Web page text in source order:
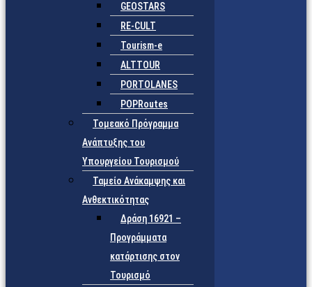
GEOSTARS
RE-CULT
Tourism-e
ALTTOUR
PORTOLANES
POPRoutes
Τομεακό Πρόγραμμα
Ανάπτυξης του
Υπουργείου Τουρισμού
Ταμείο Ανάκαμψης και
Ανθεκτικότητας
Δράση 16921 –
Προγράμματα
κατάρτισης στον
Τουρισμό